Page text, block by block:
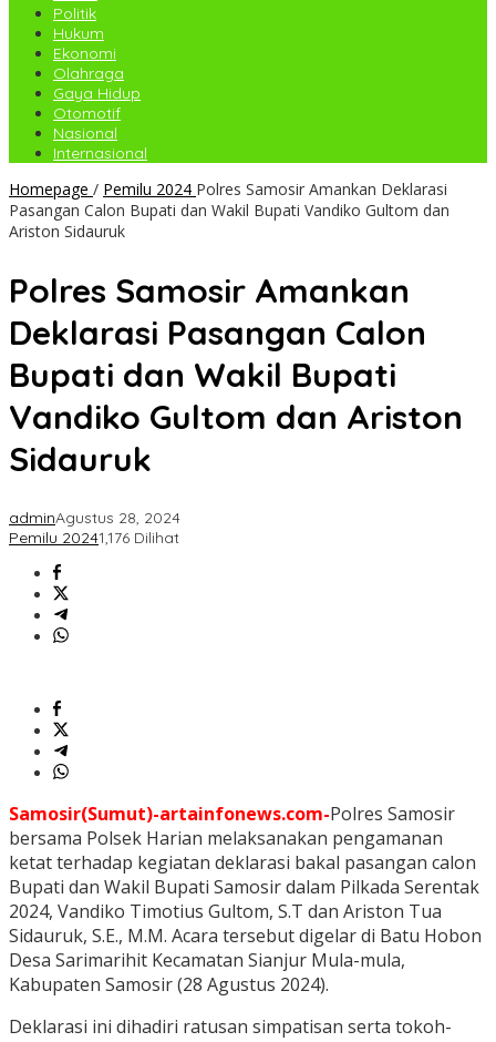
Politik
Hukum
Ekonomi
Olahraga
Gaya Hidup
Otomotif
Nasional
Internasional
Homepage / Pemilu 2024 Polres Samosir Amankan Deklarasi
Pasangan Calon Bupati dan Wakil Bupati Vandiko Gultom dan
Ariston Sidauruk
Polres Samosir Amankan
Deklarasi Pasangan Calon
Bupati dan Wakil Bupati
Vandiko Gultom dan Ariston
Sidauruk
adminAgustus 28, 2024
Pemilu 20241,176 Dilihat
Samosir(Sumut)-artainfonews.com-Polres Samosir
bersama Polsek Harian melaksanakan pengamanan
ketat terhadap kegiatan deklarasi bakal pasangan calon
Bupati dan Wakil Bupati Samosir dalam Pilkada Serentak
2024, Vandiko Timotius Gultom, S.T dan Ariston Tua
Sidauruk, S.E., M.M. Acara tersebut digelar di Batu Hobon
Desa Sarimarihit Kecamatan Sianjur Mula-mula,
Kabupaten Samosir (28 Agustus 2024).
Deklarasi ini dihadiri ratusan simpatisan serta tokoh-